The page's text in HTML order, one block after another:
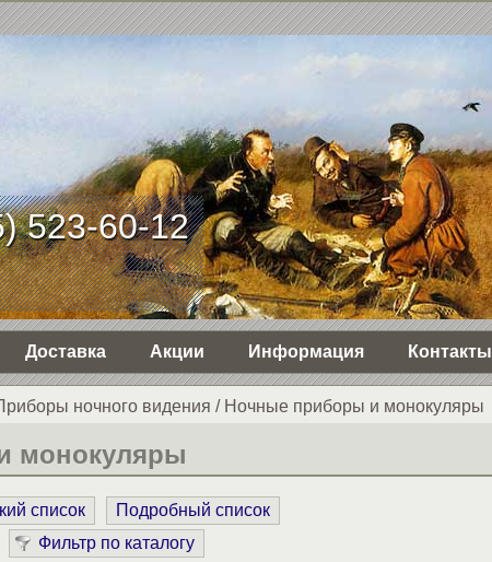
523-60-12
Доставка Акции Информация Контакты
ночного видения / Ночные приборы и монокуляры
монокуляры
список
Подробный список
Фильтр по каталогу